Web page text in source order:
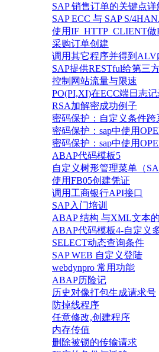
SAP 销售订单的关键点详
SAP ECC 与 SAP S/
使用IF_HTTP_CLIENT
采购订单创建
调用其它程序并得到ALV
SAP提供RESTful给第三
控制网站流量与限速
PO(PI,XI)在ECC端日志
RSA加解密成功例子
密码保护：自定义条件
密码保护：sap中使用
密码保护：sap中使用
ABAP代码模板5
自定义树形管理菜单（
使用FB05创建凭证
调用工商银行API接口
SAP入门培训
ABAP 结构 与XML文本
ABAP代码模板4-自定义
SELECT动态查询条件
SAP WEB 自定义登陆
webdynpro 常用功能
ABAP历险记
历史对像打包生成请求号
防掉线程序
任意修改,创建程序
内存传值
删除被锁的传输请求